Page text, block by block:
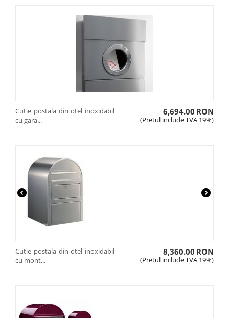
Cutie postala din otel inoxidabil
cu gara...
6,694.00 RON
(Pretul include TVA 19%)
Cutie postala din otel inoxidabil
cu mont...
8,360.00 RON
(Pretul include TVA 19%)